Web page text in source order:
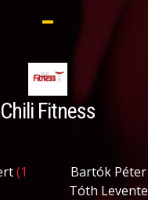
Chili Fitness
(1
Bartók Péter
Tóth Levente